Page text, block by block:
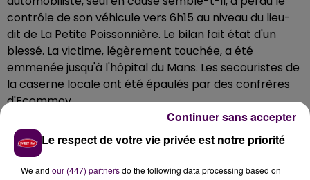
contrôle de son véhicule vers 6h15 au niveau du lieu-
dit de La Petite Poissonnière. Le bilan fait état d'un
blessé. La victime, légèrement touchée, a été
emmenée jusqu'à l'hôpital du Mans. Les secouristes de
la caserne locale ont été épaulés par des confrères
d'Ecommoy.
Le respect de votre vie privée est notre priorité
We and our (447) partnersdo the following data processing based on
Continuer sans accepter